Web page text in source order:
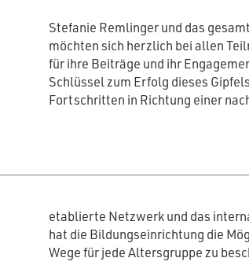
Stefanie Remlinger und das
möchten sich herzlich bei allen
für ihre Beiträge und ihr
Schlüssel zum Erfolg dieses
Fortschritten in Richtung einer
etablierte Netzwerk und das
hat die Bildungseinrichtung die
Wege für jede Altersgruppe zu